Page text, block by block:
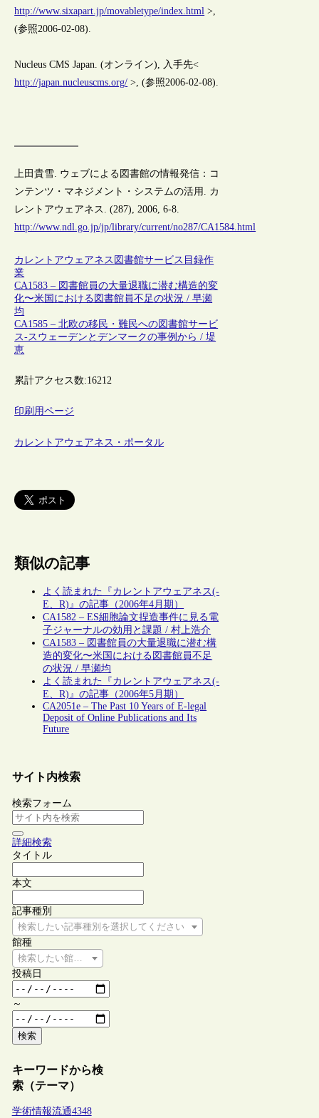
http://www.sixapart.jp/movabletype/index.html >,
(参照2006-02-08).
Nucleus CMS Japan. (オンライン), 入手先<
http://japan.nucleuscms.org/ >, (参照2006-02-08).
上田貴雪. ウェブによる図書館の情報発信：コ
ンテンツ・マネジメント・システムの活用. カ
レントアウェアネス. (287), 2006, 6-8.
http://www.ndl.go.jp/jp/library/current/no287/CA1584.html
カレントアウェアネス 図書館サービス 目録作
業
CA1583 – 図書館員の大量退職に潜む構造的変
化〜米国における図書館員不足の状況 / 早瀬
均
CA1585 – 北欧の移民・難民への図書館サービ
ス-スウェーデンとデンマークの事例から / 堤
恵
累計アクセス数:16212
印刷用ページ
カレントアウェアネス・ポータル
類似の記事
よく読まれた『カレントアウェアネス(-
E、R)』の記事（2006年4月期）
CA1582 – ES細胞論文捏造事件に見る電
子ジャーナルの効用と課題 / 村上浩介
CA1583 – 図書館員の大量退職に潜む構
造的変化〜米国における図書館員不足
の状況 / 早瀬均
よく読まれた『カレントアウェアネス(-
E、R)』の記事（2006年5月期）
CA2051e – The Past 10 Years of E-legal
Deposit of Online Publications and Its
Future
サイト内検索
検索フォーム
詳細検索
タイトル
本文
記事種別
検索したい記事種別を選択してください
館種
検索したい館種を選択してください
投稿日
～
検索
キーワードから検
索（テーマ）
学術情報流通4348